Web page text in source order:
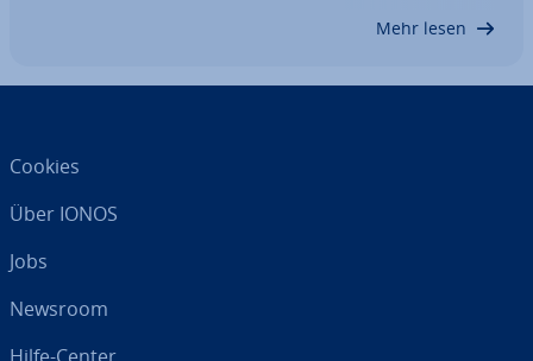
Mehr lesen
Cookies
Über IONOS
Jobs
Newsroom
Hilfe-Center